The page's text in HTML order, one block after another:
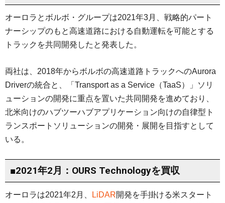
オーロラとボルボ・グループは2021年3月、戦略的パート
ナーシップのもと高速道路における自動運転を可能とする
トラックを共同開発したと発表した。
両社は、2018年からボルボの高速道路トラックへのAurora
Driverの統合と、「Transport as a Service（TaaS）」ソリ
ューションの開発に重点を置いた共同開発を進めており、
北米向けのハブツーハブアプリケーション向けの自律型ト
ランスポートソリューションの開発・展開を目指すとして
いる。
■2021年2月：OURS Technologyを買収
オーロラは2021年2月、 LiDAR開発を手掛ける米スタート